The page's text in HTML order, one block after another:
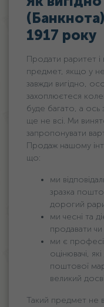
1917 року
Продати раритет і
предмет, якщо у
завжди вигідно,
захоплюєтеся
буде багато, а ось
ще не всі. Ми
запропонувати
Продаж нашому
що:
ми
зразка
дорогий
ми чесні та
продавати
ми є
оцінювачі,
поштової
великий
Такий предмет не